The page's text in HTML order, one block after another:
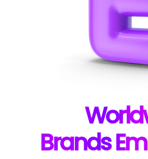
W
Brands E